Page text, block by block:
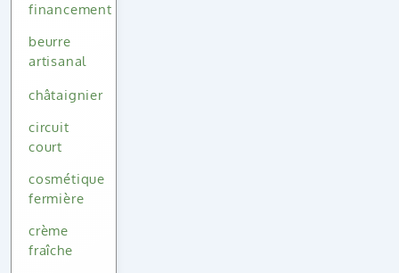
financement
beurre
artisanal
châtaignier
circuit
court
cosmétique
fermière
crème
fraîche